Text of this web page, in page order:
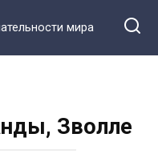
мира
Зволле